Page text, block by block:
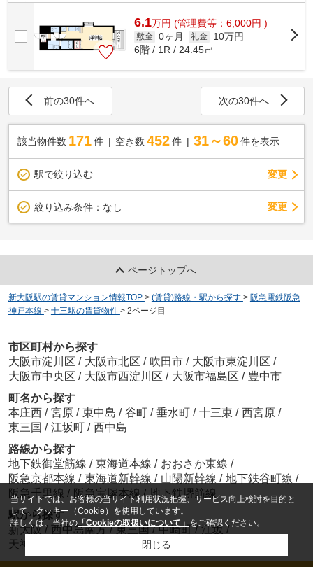
外壁にはタイルが張られてあり、印象...
6.1万円 (管理費等：6,000円 )
敷金 0ヶ月 礼金
10万円
6階 / 1R / 24.45㎡
前の30件へ 次の30件へ
該当物件数 171件 空き数 452 件 31～60 件を表示
駅で絞り込む 変更
絞り込み条件： なし 変更
ページトップへ
新大阪駅の賃貸マンション情報TOP > (賃貸)路線・駅から探す > 阪急電鉄阪急
神戸本線 > 十三駅の賃貸物件 > 2ページ目
市区町村から探す
大阪市淀川区 / 大阪市北区 / 吹田市 / 大阪市東淀川区 /
大阪市中央区 / 大阪市西淀川区 / 大阪市福島区 / 豊中市
町名から探す
本庄西 / 宮原 / 東中島 / 谷町 / 垂水町 / 十三東 / 西宮原 /
東三国 / 江坂町 / 西中島
路線から探す
地下鉄御堂筋線 / 東海道本線 / おおさか東線 /
阪急京都本線 / 東海道新幹線 / 山陽新幹線 / 地下鉄谷町線 /
阪急千里線 / 阪急宝塚本線 / 地下鉄堺筋線
駅から探す
新大阪 / 西中島南方 / 東三国 / 中崎町 / 江坂 /
天神橋筋六丁目
豊津 / 塚本
当サイトでは、お客様の当サイト利用状況把握、サービス向上検討を目的と
して、クッキー（Cookie）を使用しています。
詳しくは、当社の「Cookieの取扱いについて」をご確認ください。
閉じる